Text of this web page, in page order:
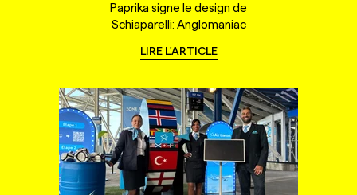
Paprika signe le design de
Schiaparelli: Anglomaniac
LIRE L'ARTICLE